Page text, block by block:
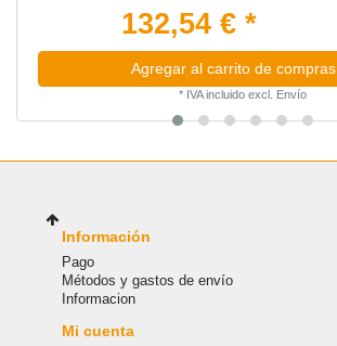
132,54 € *
Agregar al carrito de compras
* IVA incluido excl. Envío
Información
Pago
Métodos y gastos de envío
Informacion
Mi cuenta